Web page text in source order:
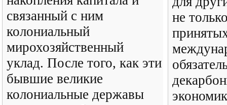
связанный с ним
колониальный
мирохозяйственный
уклад. После того, как эти
бывшие великие
колониальные державы
не